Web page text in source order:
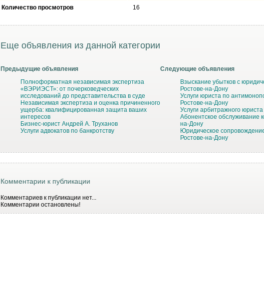
Количество просмотров
16
Еще объявления из данной категории
Предыдущие объявления
Полноформатная независимая экспертиза
«ВЭРИЭСТ»: от почерковедческих
исследований до представительства в суде
Независимая экспертиза и оценка причиненного
ущерба: квалифицированная защита ваших
интересов
Бизнес-юрист Андрей А. Труханов
Услуги адвокатов по банкротству
Следующие объявления
Взыскание убытков с
Ростове-на-Дону
Услуги юриста по
Ростове-на-Дону
Услуги арбитражного
Абонентское обслуживание
на-Дону
Юридическое
Ростове-на-Дону
Комментарии к публикации
Комментариев к публикации нет...
Комментарии остановлены!